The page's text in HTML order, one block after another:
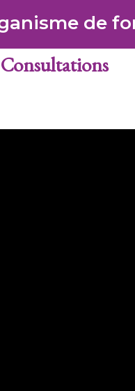
de
Consultations